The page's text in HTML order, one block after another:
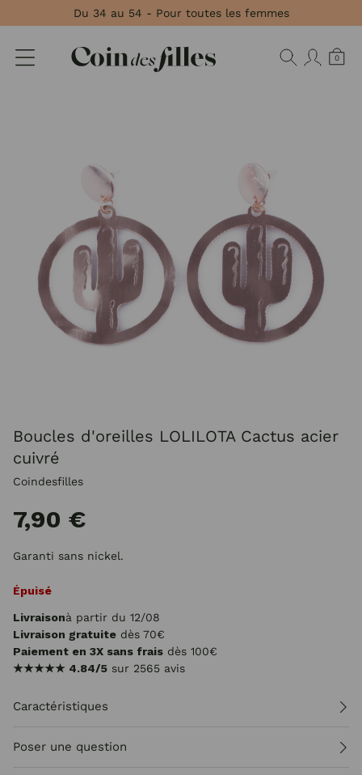
Du 34 au 54 - Pour toutes les femmes
0
Boucles d'oreilles LOLILOTA Cactus acier
cuivré
Coindesfilles
7,90 €
Garanti sans nickel.
Épuisé
Livraisonà partir du 12/08
Livraison gratuite dès 70€
Paiement en 3X sans frais dès 100€
★★★★★ 4.84/5 sur 2565 avis
Caractéristiques
Poser une question
Panneau de gestion des cookies